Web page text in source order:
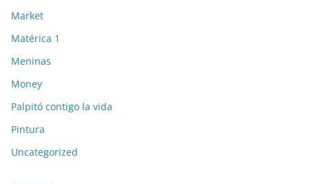
Market
Matérica 1
Meninas
Money
Palpitó contigo la vida
Pintura
Uncategorized